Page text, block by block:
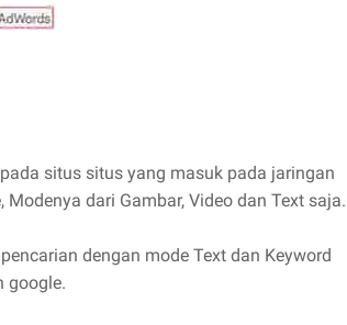
situs situs yang masuk pada jaringan
dari Gambar, Video dan Text saja.
dengan mode Text dan Keyword
google.